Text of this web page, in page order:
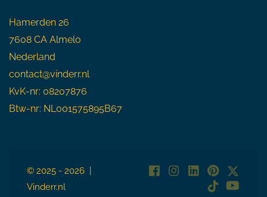
Hamerden 26
7608 CA Almelo
Nederland
contact@vinderr.nl
KvK-nr: 08207876
Btw-nr: NL001575895B67
© 2025 - 2026 |
Vinderr.nl